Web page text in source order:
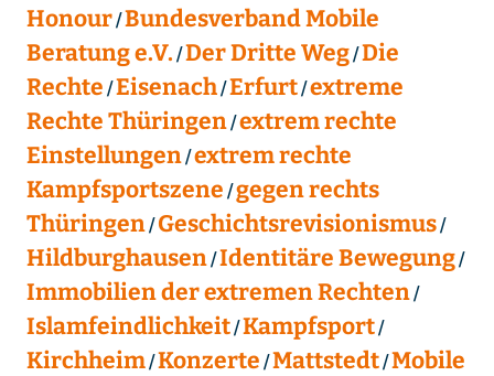
Honour Bundesverband Mobile
Beratung e.V. Der Dritte Weg Die
Rechte Eisenach Erfurt extreme
Rechte Thüringen extrem rechte
Einstellungen extrem rechte
Kampfsportszene gegen rechts
Thüringen Geschichtsrevisionismus
Hildburghausen Identitäre Bewegung
Immobilien der extremen Rechten
Islamfeindlichkeit Kampfsport
Kirchheim Konzerte Mattstedt Mobile